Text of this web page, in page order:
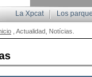
Los
La Xpcat
, Actualidad, Notícias.